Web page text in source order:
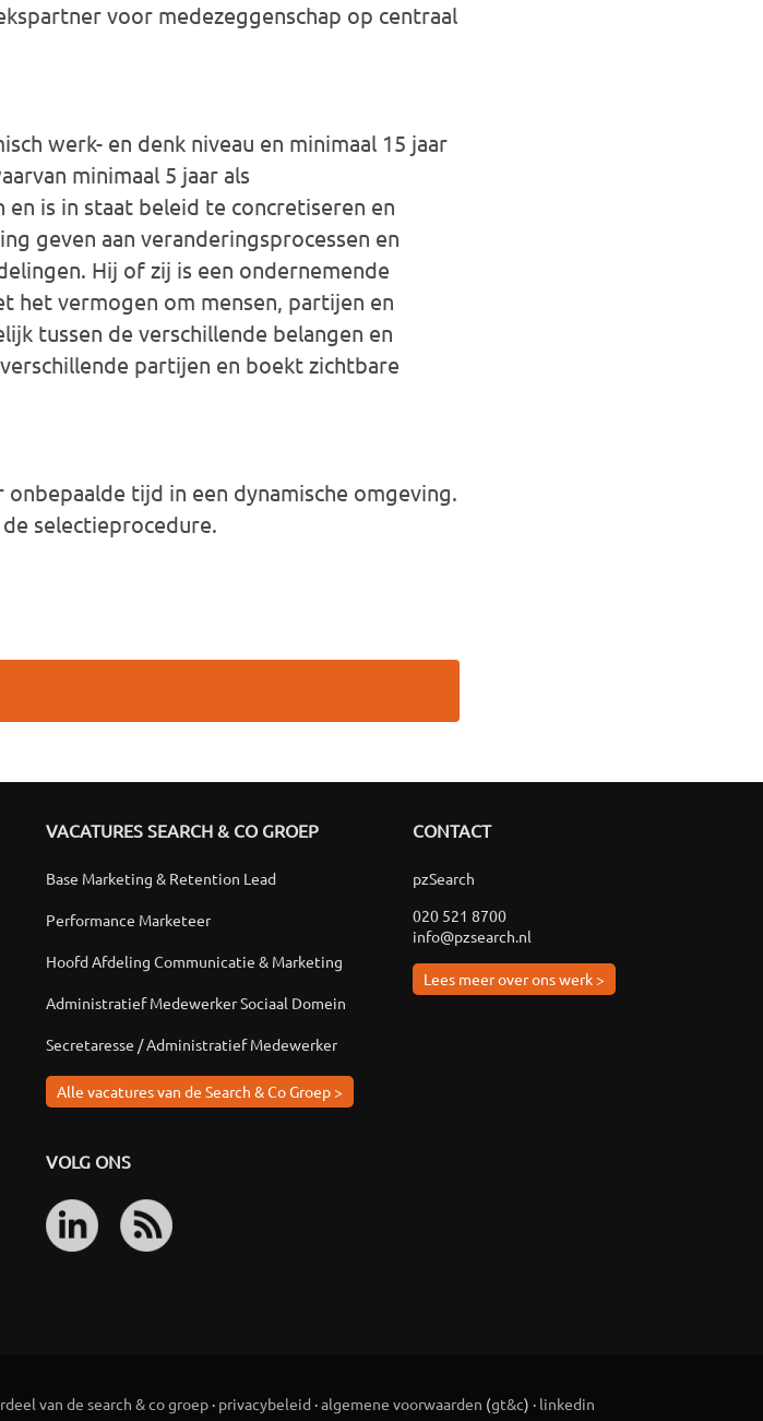
voor medezeggenschap op centraal
werk- en denk niveau en minimaal 15 jaar
minimaal 5 jaar als
is in staat beleid te concretiseren en
geven aan veranderingsprocessen en
Hij of zij is een ondernemende
het vermogen om mensen, partijen en
tussen de verschillende belangen en
partijen en boekt zichtbare
tijd in een dynamische omgeving.
selectieprocedure.
VACATURES SEARCH & CO GROEP
Base Marketing & Retention Lead
Performance Marketeer
Hoofd Afdeling Communicatie & Marketing
Administratief Medewerker Sociaal Domein
Secretaresse / Administratief Medewerker
Alle vacatures van de Search & Co Groep >
VOLG ONS
CONTACT
pzSearch
020 521 8700
info@pzsearch.nl
Lees meer over ons werk >
van de search & co groep · privacybeleid ·algemene voorwaarden (gt&c) · linkedin